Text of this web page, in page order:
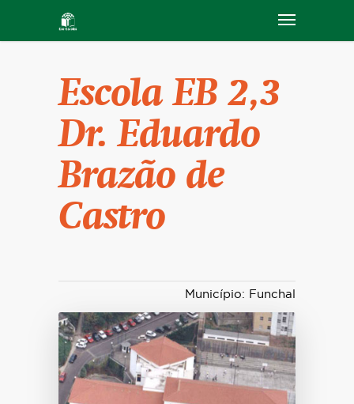
Escola EB 2,3
Dr. Eduardo
Brazão de
Castro
Município: Funchal